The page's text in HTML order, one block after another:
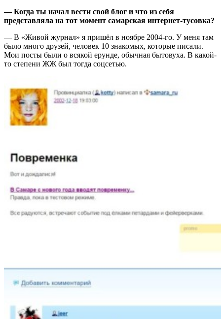
— Когда ты начал вести свой блог и что из себя
представляла на тот момент самарская интернет-тусовка?
— В «Живой журнал» я пришёл в ноябре 2004-го. У меня там
было много друзей, человек 10 знакомых, которые писали.
Мои посты были о всякой ерунде, обычная бытовуха. В какой-
то степени ЖЖ был тогда соцсетью.